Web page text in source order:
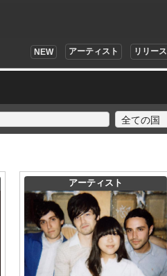
NEW アーティスト リリース
アーティスト